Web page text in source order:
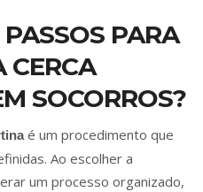
PARA
CERCA
SOCORROS?
é um procedimento que
Ao escolher a
um processo organizado,